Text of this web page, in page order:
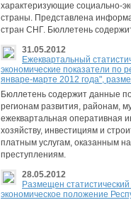
характеризующие социально-
страны. Представлена
стран СНГ. Бюллетень
31.05.2012
Ежеквартальный
экономические показатели по
январе-марте 2012 года",
Бюллетень содержит данные
регионам развития, районам,
ежеквартальная оперативная
хозяйству, инвестициям и
платным услугам, оказанным
преступлениям.
28.05.2012
Размещен
экономическое положение